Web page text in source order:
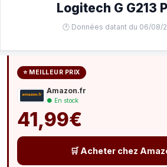
Logitech G G213
🕐 Données datant du 06/08/
⭐ MEILLEUR PRIX
Amazon.fr
● En stock
41,99€
🛒 Acheter chez